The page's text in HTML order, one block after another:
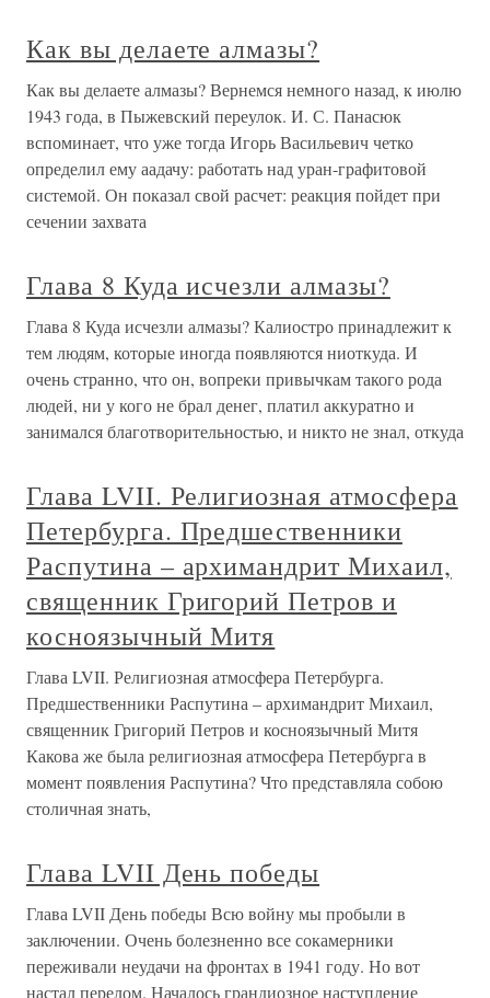
Как вы делаете алмазы?
Как вы делаете алмазы? Вернемся немного назад, к июлю
1943 года, в Пыжевский переулок. И. С. Панасюк
вспоминает, что уже тогда Игорь Васильевич четко
определил ему аадачу: работать над уран-графитовой
системой. Он показал свой расчет: реакция пойдет при
сечении захвата
Глава 8 Куда исчезли алмазы?
Глава 8 Куда исчезли алмазы? Калиостро принадлежит к
тем людям, которые иногда появляются ниоткуда. И
очень странно, что он, вопреки привычкам такого рода
людей, ни у кого не брал денег, платил аккуратно и
занимался благотворительностью, и никто не знал, откуда
Глава LVII. Религиозная атмосфера
Петербурга. Предшественники
Распутина – архимандрит Михаил,
священник Григорий Петров и
косноязычный Митя
Глава LVII. Религиозная атмосфера Петербурга.
Предшественники Распутина – архимандрит Михаил,
священник Григорий Петров и косноязычный Митя
Какова же была религиозная атмосфера Петербурга в
момент появления Распутина? Что представляла собою
столичная знать,
Глава LVII День победы
Глава LVII День победы Всю войну мы пробыли в
заключении. Очень болезненно все сокамерники
переживали неудачи на фронтах в 1941 году. Но вот
настал перелом. Началось грандиозное наступление